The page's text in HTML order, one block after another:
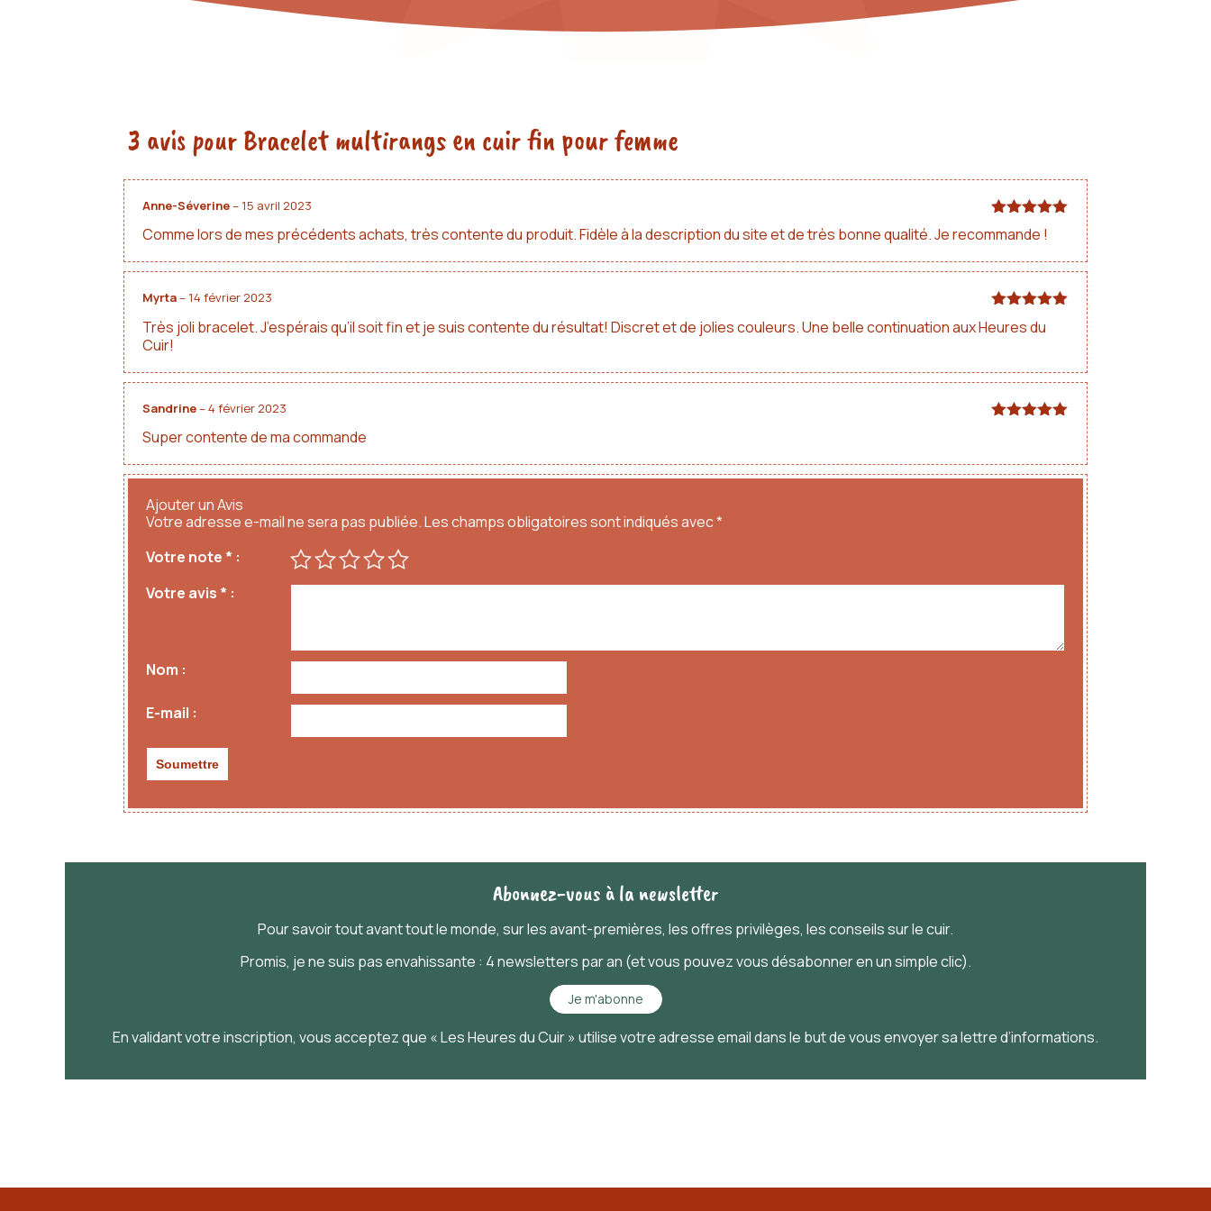
3 avis pourBracelet multirangs en cuir fin pour femme
5
sur
5
Anne-Séverine–15 avril 2023
Comme lors de mes précédents achats, très contente du produit. Fidèle à la description du site et de très bonne qualité. Je recommande !
sur
5
Myrta–14 février 2023
Très joli bracelet. J’espérais qu’il soit fin et je suis contente du résultat! Discret et de jolies couleurs. Une belle continuation aux Heures du
Cuir!
Sandrine–4 février 2023
Super contente de ma commande
Ajouter un Avis
Votre adresse e-mail ne sera pas publiée.Les champs obligatoires sont indiqués avec*
Votre note *
Votre avis *
Nom
E-mail
Abonnez-vous à la newsletter
Pour savoirtoutavanttoutle monde, sur les avant-premières, les offres privilèges, les conseils sur le cuir.
Promis, je ne suis pas envahissante : 4 newsletters par an (et vous pouvez vous désabonner en un simple clic).
Je m'abonne
En validant votre inscription, vous acceptez que « Les Heures du Cuir » utilise votre adresse email dans le but de vous envoyer sa lettre d’informations.